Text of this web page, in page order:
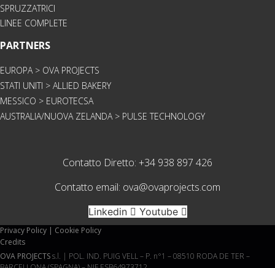
SPRUZZATRICI
LINEE COMPLETE
PARTNERS
EUROPA > OVA PROJECTS
STATI UNITI > ALLIED BAKERY
MESSICO > EUROTECSA
AUSTRALIA/NUOVA ZELANDA > PULSE TECHNOLOGY
Contatto Diretto: +34 938 897 426
Contatto email: ova@ovaprojects.com
Linkedin Youtube
Privacy Policy | Cookie Policy
Credits
OVA PROJECTSs.l. | POL. IND. PUIG VELL – P. n°1 – 08510 RODA DE TER –